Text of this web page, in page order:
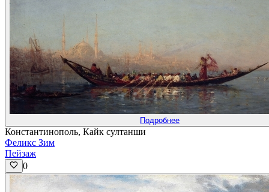
Подробнее
Константинополь, Кайк султанши
Феликс Зим
Пейзаж
0